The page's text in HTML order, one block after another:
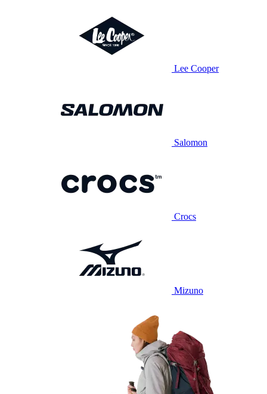
Lee Cooper
Salomon
Crocs
Mizuno